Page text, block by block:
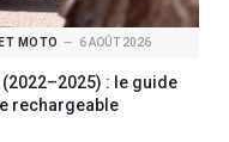
MOTO 6 AOÛT 2026
: le guide
rechargeable